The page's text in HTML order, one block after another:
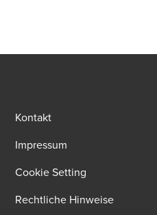
Kontakt
Impressum
Cookie Setting
Rechtliche Hinweise